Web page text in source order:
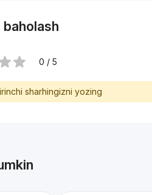
0 / 5
sharhingizni yozing